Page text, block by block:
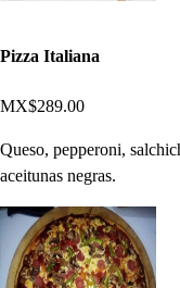
Pizza Italiana
MX$289.00
Queso, pepperoni,
aceitunas negras.